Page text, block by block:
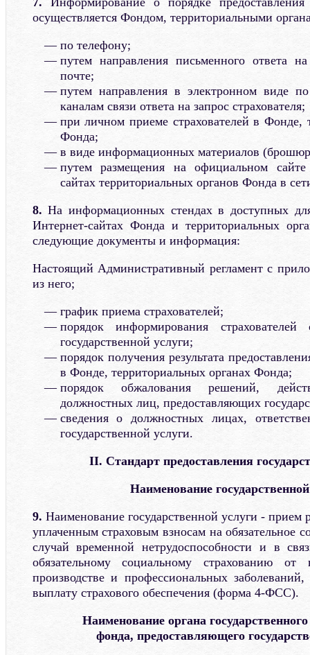
осуществляется Фондом, территориальными
по телефону;
путем направления письменного ответа
почте;
путем направления в электронном виде
каналам связи ответа на запрос страхователя;
при личном приеме страхователей в Фонде,
Фонда;
в виде информационных материалов
путем размещения на официальном
сайтах территориальных органов Фонда в
8.На информационных стендах в доступных
Интернет-сайтах Фонда и территориальных
следующие документы и информация:
Настоящий Административный регламент с
из него;
график приема страхователей;
порядок информирования
государственной услуги;
порядок получения результата
в Фонде, территориальных органах Фонда;
порядок обжалования решений,
должностных лиц, предоставляющих
сведения о должностных лицах,
государственной услуги.
II. Стандарт предоставления
Наименование
9. Наименование государственной услуги - прием
уплаченным страховым взносам на обязательное
случай временной нетрудоспособности и в
обязательному социальному страхованию от
производстве и профессиональных
выплату страхового обеспечения (форма 4-ФСС).
Наименование органа
фонда, предоставляющего